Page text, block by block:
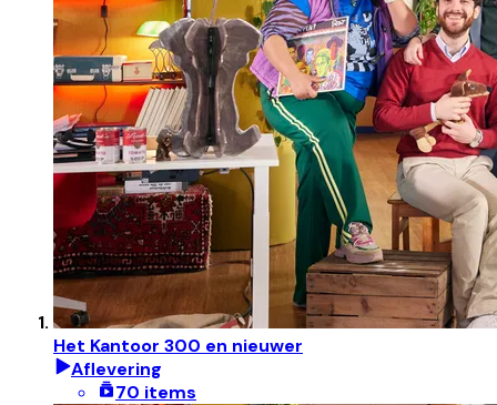
Het Kantoor 300 en nieuwer
Aflevering
70 items